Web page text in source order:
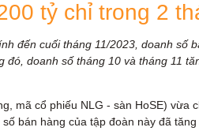
tỷ chỉ trong 2
đến cuối tháng 11/2023, doanh số
doanh số tháng 10 và tháng 11
mã cổ phiếu NLG - sàn HoSE) vừa
bán hàng của tập đoàn này đã tăng